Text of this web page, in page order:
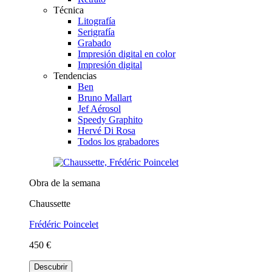
Técnica
Litografía
Serigrafía
Grabado
Impresión digital en color
Impresión digital
Tendencias
Ben
Bruno Mallart
Jef Aérosol
Speedy Graphito
Hervé Di Rosa
Todos los grabadores
Obra de la semana
Chaussette
Frédéric Poincelet
450 €
Descubrir